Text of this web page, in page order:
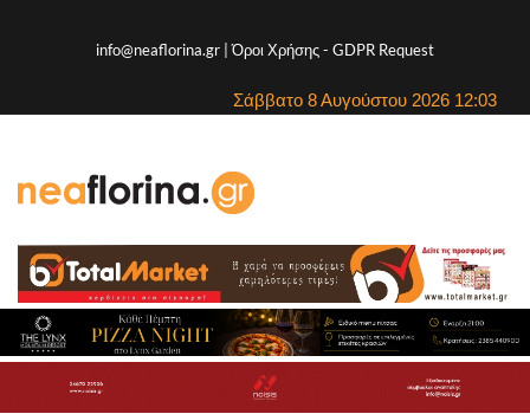
info@neaflorina.gr |Όροι Χρήσης- GDPR Request
Σάββατο 8 Αυγούστου 2026 12:03